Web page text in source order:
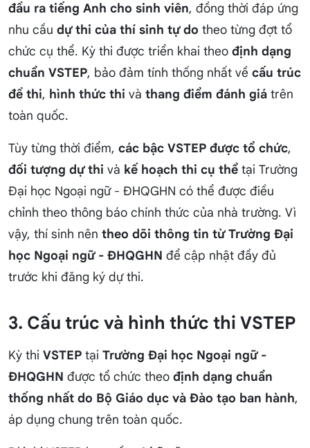
đầu ra tiếng Anh cho sinh viên, đồng thời đáp ứng
nhu cầu dự thi của thí sinh tự do theo từng đợt tổ
chức cụ thể. Kỳ thi được triển khai theo định dạng
chuẩn VSTEP, bảo đảm tính thống nhất về cấu trúc
đề thi, hình thức thi và thang điểm đánh giá trên
toàn quốc.
Tùy từng thời điểm, các bậc VSTEP được tổ chức,
đối tượng dự thi và kế hoạch thi cụ thể tại Trường
Đại học Ngoại ngữ - ĐHQGHN có thể được điều
chỉnh theo thông báo chính thức của nhà trường. Vì
vậy, thí sinh nên theo dõi thông tin từ Trường Đại
học Ngoại ngữ - ĐHQGHN để cập nhật đầy đủ
trước khi đăng ký dự thi.
3. Cấu trúc và hình thức thi VSTEP
Kỳ thi VSTEP tại Trường Đại học Ngoại ngữ -
ĐHQGHN được tổ chức theo định dạng chuẩn
thống nhất do Bộ Giáo dục và Đào tạo ban hành,
áp dụng chung trên toàn quốc.